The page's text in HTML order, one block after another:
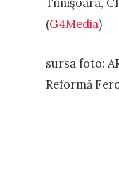
(G4Media)
sursa foto:
Reformă